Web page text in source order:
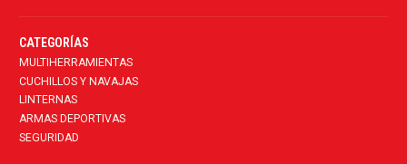
CATEGORÍAS
MULTIHERRAMIENTAS
CUCHILLOS Y NAVAJAS
LINTERNAS
ARMAS DEPORTIVAS
SEGURIDAD